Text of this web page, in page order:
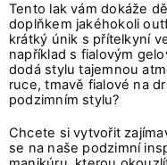
Tento lak vám dokáže
doplňkem jakéhokoli
krátký únik s přítelkyní
například s fialovým
dodá stylu tajemnou
ruce, tmavě fialové na
podzimním stylu?
Chcete si vytvořit
se na naše podzimní